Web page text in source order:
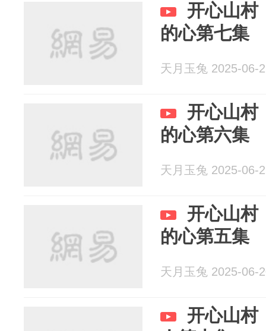
开心山村
的心第七集
天月玉兔 2025-06-
开心山村
的心第六集
天月玉兔 2025-06-
开心山村
的心第五集
天月玉兔 2025-06-
开心山村